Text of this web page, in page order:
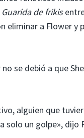
Guarida de frikis
eliminar a Flower y
se debió a que
alguien que
solo un golpe», dijo